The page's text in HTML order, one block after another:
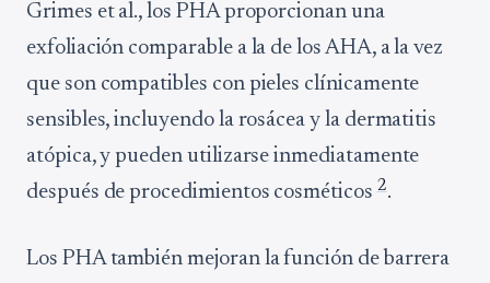
Grimes et al., los PHA proporcionan una
exfoliación comparable a la de los AHA, a la vez
que son compatibles con pieles clínicamente
sensibles, incluyendo la rosácea y la dermatitis
atópica, y pueden utilizarse inmediatamente
después de procedimientos cosméticos 2.
Los PHA también mejoran la función de barrera